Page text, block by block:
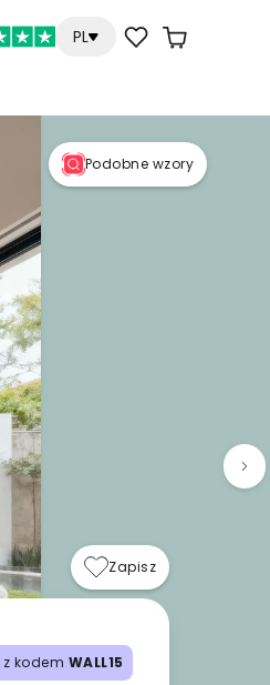
PL
Podobne wzory
Zapisz
z kodem WALL15